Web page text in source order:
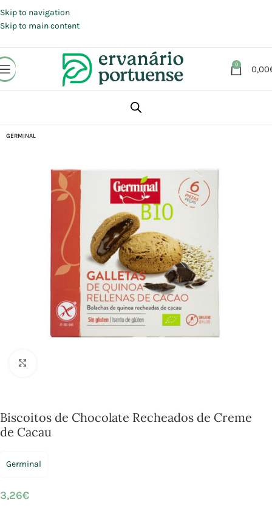
Skip to navigation
Skip to main content
0 0,00
Alimentação
GERMINAL
Biscoitos de Chocolate Recheados de Creme
de Cacau
Germinal
3,26€